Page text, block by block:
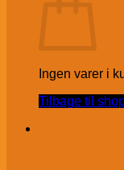
Ingen varer i
Tilbage til